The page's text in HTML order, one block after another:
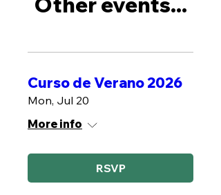
Curso de Verano 2026
Mon, Jul 20
More info
RSVP